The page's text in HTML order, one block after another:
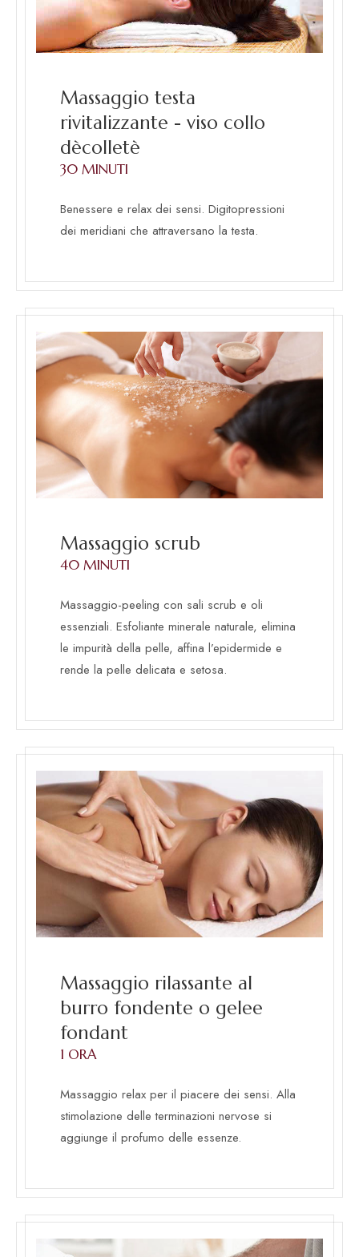
Massaggio testa
rivitalizzante - viso collo
dècolletè
30 MINUTI
Benessere e relax dei sensi. Digitopressioni
dei meridiani che attraversano la testa.
Massaggio scrub
40 MINUTI
Massaggio-peeling con sali scrub e oli
essenziali. Esfoliante minerale naturale, elimina
le impurità della pelle, affina l’epidermide e
rende la pelle delicata e setosa.
Massaggio rilassante al
burro fondente o gelee
fondant
1 ORA
Massaggio relax per il piacere dei sensi. Alla
stimolazione delle terminazioni nervose si
aggiunge il profumo delle essenze.